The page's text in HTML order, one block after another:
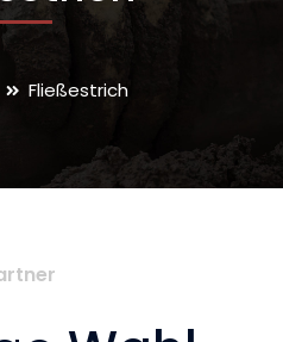
Fließestrich